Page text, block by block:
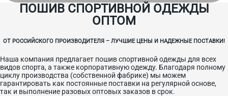
ПОШИВ СПОРТИВНОЙ ОДЕЖДЫ
ОПТОМ
ОТ РОССИЙСКОГО ПРОИЗВОДИТЕЛЯ – ЛУЧШИЕ ЦЕНЫ И НАДЕЖНЫЕ ПОСТАВКИ!
Наша компания предлагает пошив спортивной одежды для всех
видов спорта, а также корпоративную одежду. Благодаря полному
циклу производства (собственной фабрике) мы можем
гарантировать как постоянные поставки на регулярной основе,
так и выполнение разовых оптовых заказов в срок.